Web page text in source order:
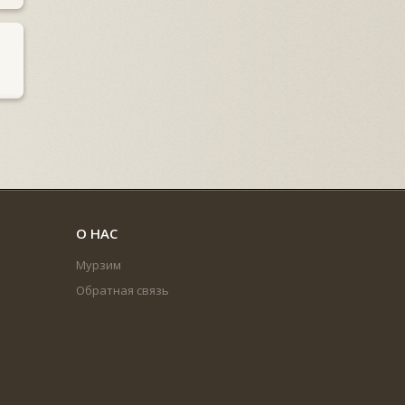
О НАС
Мурзим
Обратная связь